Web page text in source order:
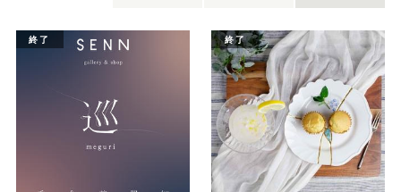
終了 終了